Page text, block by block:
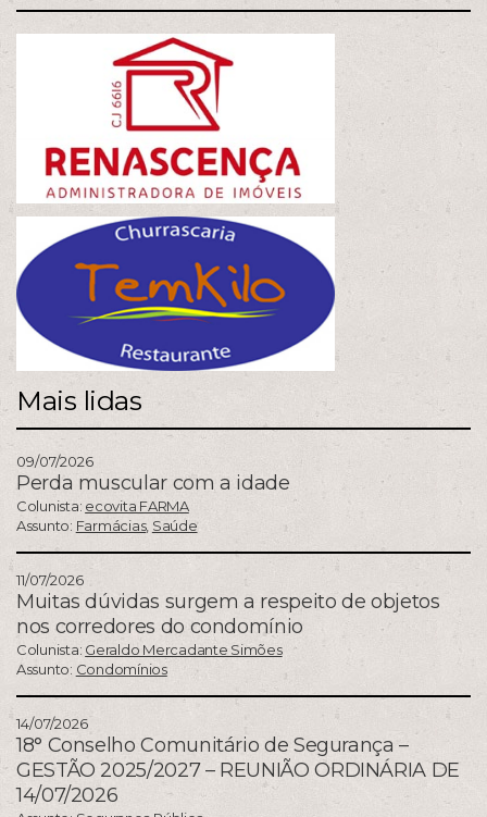
Mais lidas
09/07/2026
Perda muscular com a idade
Colunista: ecovita FARMA
Assunto: Farmácias, Saúde
11/07/2026
Muitas dúvidas surgem a respeito de objetos
nos corredores do condomínio
Colunista: Geraldo Mercadante Simões
Assunto: Condomínios
14/07/2026
18° Conselho Comunitário de Segurança –
GESTÃO 2025/2027 – REUNIÃO ORDINÁRIA DE
14/07/2026